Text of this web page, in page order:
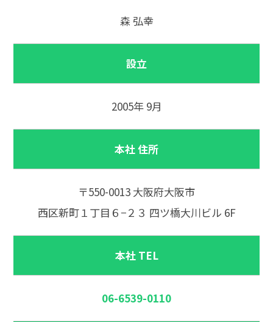
森 弘幸
設立
2005年 9月
本社 住所
〒550-0013 大阪府大阪市
西区新町１丁目６−２３ 四ツ橋大川ビル 6F
本社 TEL
06-6539-0110